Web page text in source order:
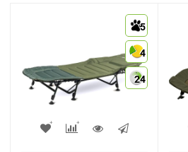
5
4
24